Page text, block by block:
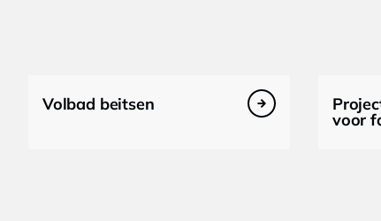
Volbad beitsen
voor